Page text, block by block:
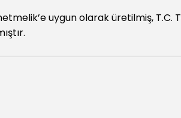
uygun olarak üretilmiş,